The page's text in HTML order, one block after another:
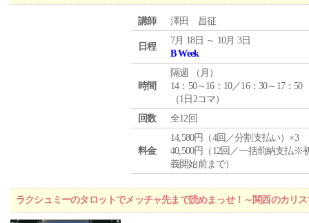
講師 澤田 昌征
日程
7月 18日 ～ 10月 3日
B Week
時間
隔週 （ 月 ）
14：50～16：10／16：30～17：50
（1日2コマ）
回数
全12回
料金
14,580円（4回／分割支払い）×3
40,500円（12回／一括前納支払※
義開始前まで）
ラクシュミーのタロットでメッチャ先まで読めまっせ！～関西のカリ